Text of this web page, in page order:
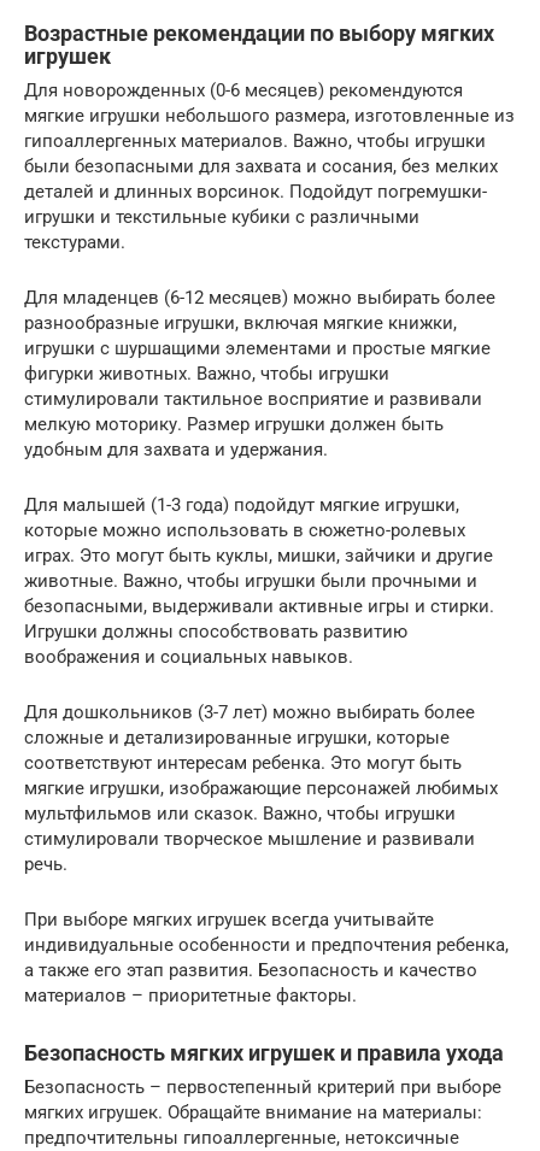
Возрастные рекомендации по выбору мягких
игрушек
Для новорожденных (0-6 месяцев) рекомендуются
мягкие игрушки небольшого размера, изготовленные из
гипоаллергенных материалов. Важно, чтобы игрушки
были безопасными для захвата и сосания, без мелких
деталей и длинных ворсинок. Подойдут погремушки-
игрушки и текстильные кубики с различными
текстурами.
Для младенцев (6-12 месяцев) можно выбирать более
разнообразные игрушки, включая мягкие книжки,
игрушки с шуршащими элементами и простые мягкие
фигурки животных. Важно, чтобы игрушки
стимулировали тактильное восприятие и развивали
мелкую моторику. Размер игрушки должен быть
удобным для захвата и удержания.
Для малышей (1-3 года) подойдут мягкие игрушки,
которые можно использовать в сюжетно-ролевых
играх. Это могут быть куклы, мишки, зайчики и другие
животные. Важно, чтобы игрушки были прочными и
безопасными, выдерживали активные игры и стирки.
Игрушки должны способствовать развитию
воображения и социальных навыков.
Для дошкольников (3-7 лет) можно выбирать более
сложные и детализированные игрушки, которые
соответствуют интересам ребенка. Это могут быть
мягкие игрушки, изображающие персонажей любимых
мультфильмов или сказок. Важно, чтобы игрушки
стимулировали творческое мышление и развивали
речь.
При выборе мягких игрушек всегда учитывайте
индивидуальные особенности и предпочтения ребенка,
а также его этап развития. Безопасность и качество
материалов – приоритетные факторы.
Безопасность мягких игрушек и правила ухода
Безопасность – первостепенный критерий при выборе
мягких игрушек. Обращайте внимание на материалы:
предпочтительны гипоаллергенные, нетоксичные